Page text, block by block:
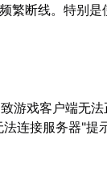
繁断线。特别
游戏客户端无
连接服务器"提